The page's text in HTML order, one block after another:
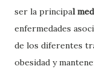
ser la principal
enfermedades
de los diferentes
obesidad y